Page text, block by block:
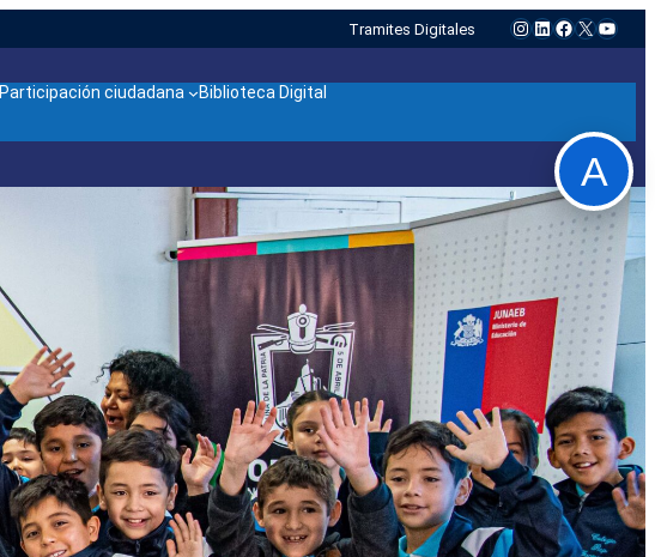
Tramites Digitales Instagram
LinkedIn
Facebook
X
Participación ciudadana
Biblioteca Digital
A